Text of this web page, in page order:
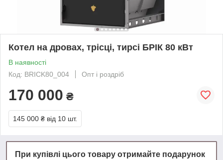
Котел на дровах, трісці, тирсі БРІК 80 кВт
В наявності
Код: BRICK80_004
Опт і роздріб
170 000 ₴
145 000 ₴ від 10 шт.
При купівлі цього товару отримайте подарунок